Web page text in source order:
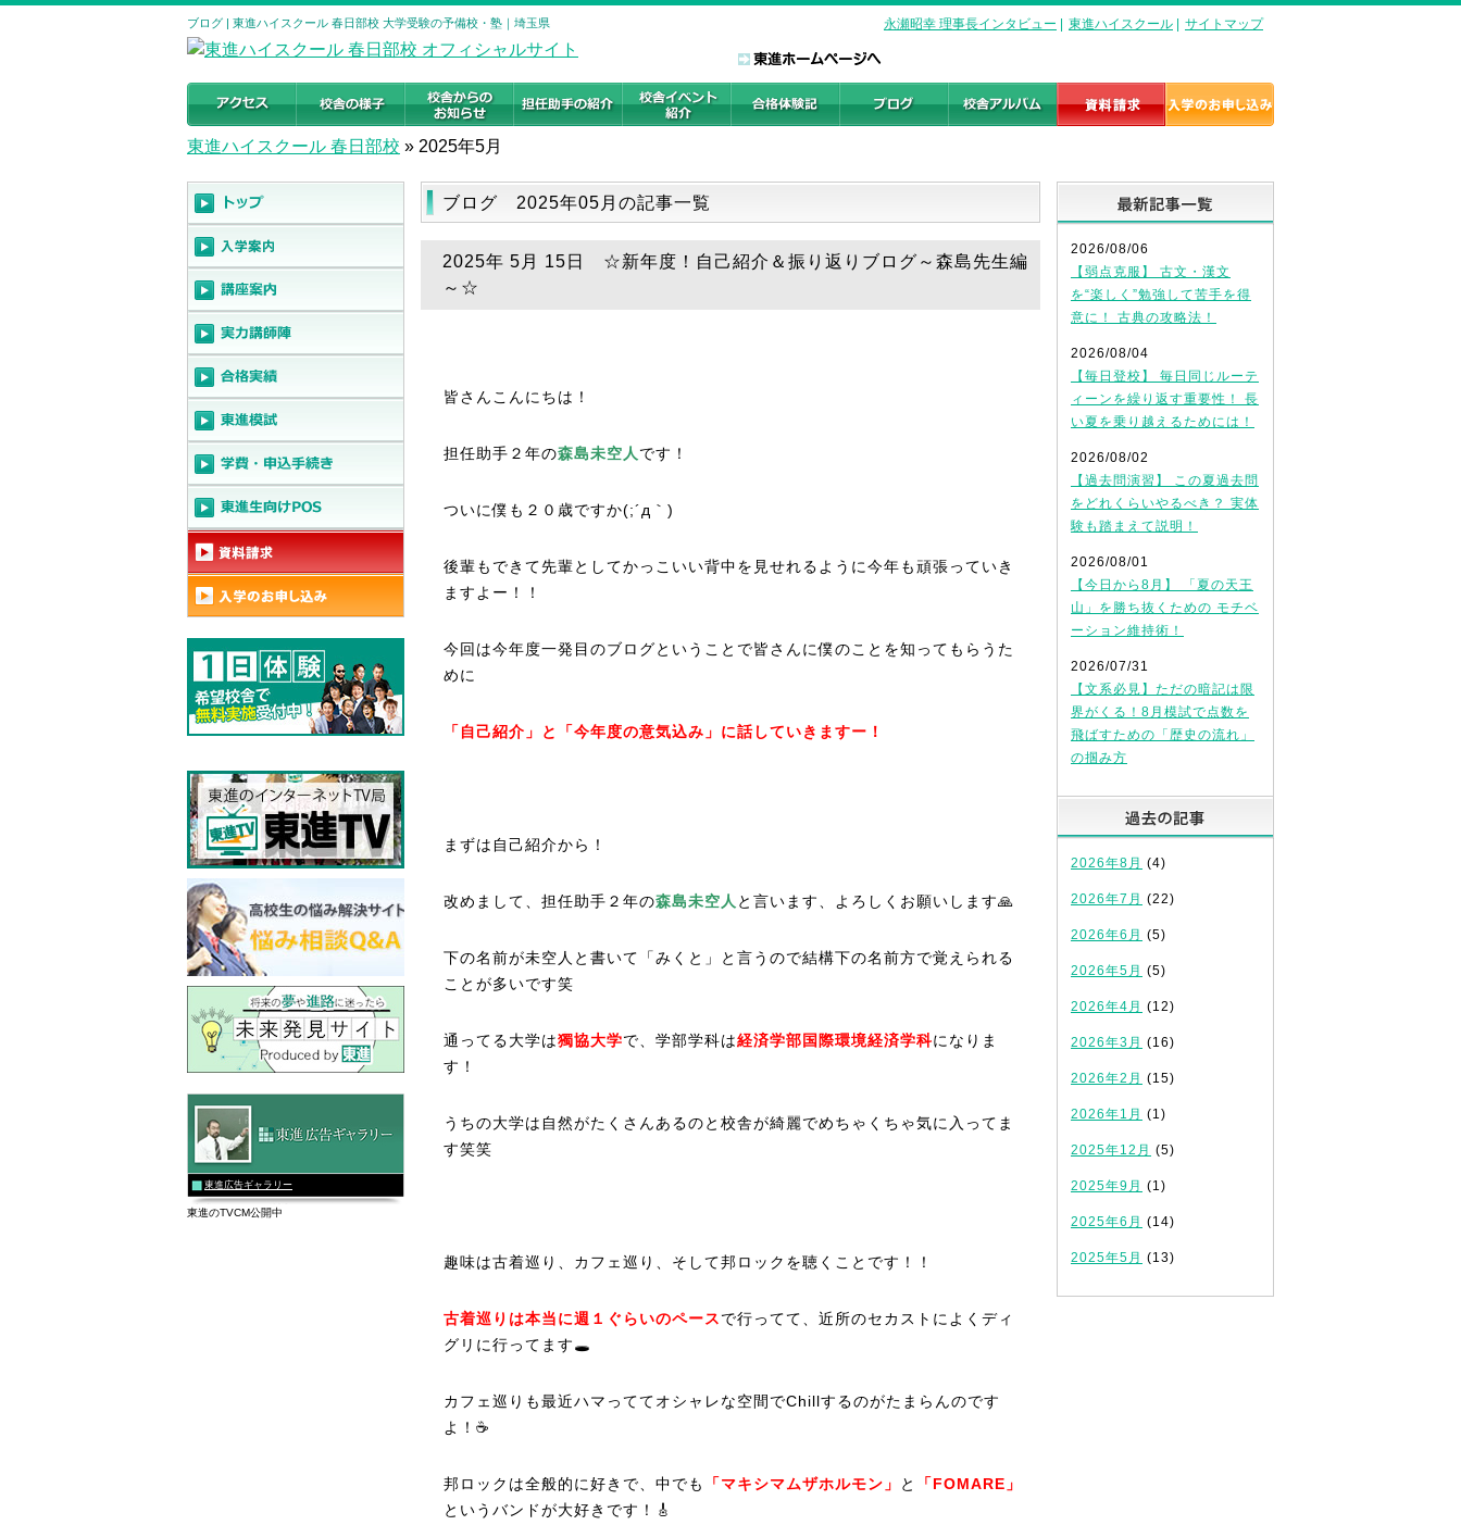
ブログ | 東進ハイスクール 春日部校 大学受験の予備校・塾｜埼玉県 永瀬昭幸 理事長インタビュー 東進ハイスクール サイトマップ
東進ハイスクール 春日部校 » 2025年5月
ブログ 2025年05月の記事一覧
2025年 5月 15日 ☆新年度！自己紹介＆振り返りブログ～森島先生編
～☆
皆さんこんにちは！
担任助手２年の森島未空人 です！
ついに僕も２０歳ですか(;´д｀)
後輩もできて先輩としてかっこいい背中を見せれるように今年も頑張っていき
ますよー！！
今回は今年度一発目のブログということで皆さんに僕のことを知ってもらうた
めに
「自己紹介」と「今年度の意気込み」に話していきますー！
まずは自己紹介から！
改めまして、担任助手２年の森島未空人 と言います、よろしくお願いします🙏
下の名前が未空人と書いて「みくと」と言うので結構下の名前方で覚えられる
ことが多いです笑
通ってる大学は獨協大学で、学部学科は経済学部国際環境経済学科になりま
す！
うちの大学は自然がたくさんあるのと校舎が綺麗でめちゃくちゃ気に入ってま
す笑笑
趣味は古着巡り、カフェ巡り、そして邦ロックを聴くことです！！
古着巡りは本当に週１ぐらいのペースで行ってて、近所のセカストによくディ
グリに行ってます🕳
カフェ巡りも最近ハマっててオシャレな空間でChillするのがたまらんのです
よ！☕️
邦ロックは全般的に好きで、中でも 「マキシマムザホルモン」 と
「FOMARE」
というバンドが大好きです！🎸
2026/08/06
【弱点克服】 古文・漢文
を“楽しく”勉強して苦手を得
意に！ 古典の攻略法！
2026/08/04
【毎日登校】 毎日同じルーテ
ィーンを繰り返す重要性！ 長
い夏を乗り越えるためには！
2026/08/02
【過去問演習】 この夏過去問
をどれくらいやるべき？ 実体
験も踏まえて説明！
2026/08/01
【今日から8月】 「夏の天王
山」を勝ち抜くための モチベ
ーション維持術！
2026/07/31
【文系必見】ただの暗記は限
界がくる！8月模試で点数を
飛ばすための「歴史の流れ」
の掴み方
2026年8月 (4)
2026年7月 (22)
2026年6月 (5)
2026年5月 (5)
2026年4月 (12)
2026年3月 (16)
2026年2月 (15)
2026年1月 (1)
2025年12月 (5)
2025年9月 (1)
2025年6月 (14)
2025年5月 (13)
東進広告ギャラリー
東進のTVCM公開中